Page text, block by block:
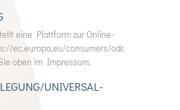
eine Plattform zur Online-
ec.europa.eu/consumers/odr.
oben im Impressum.
UNIVERSAL­